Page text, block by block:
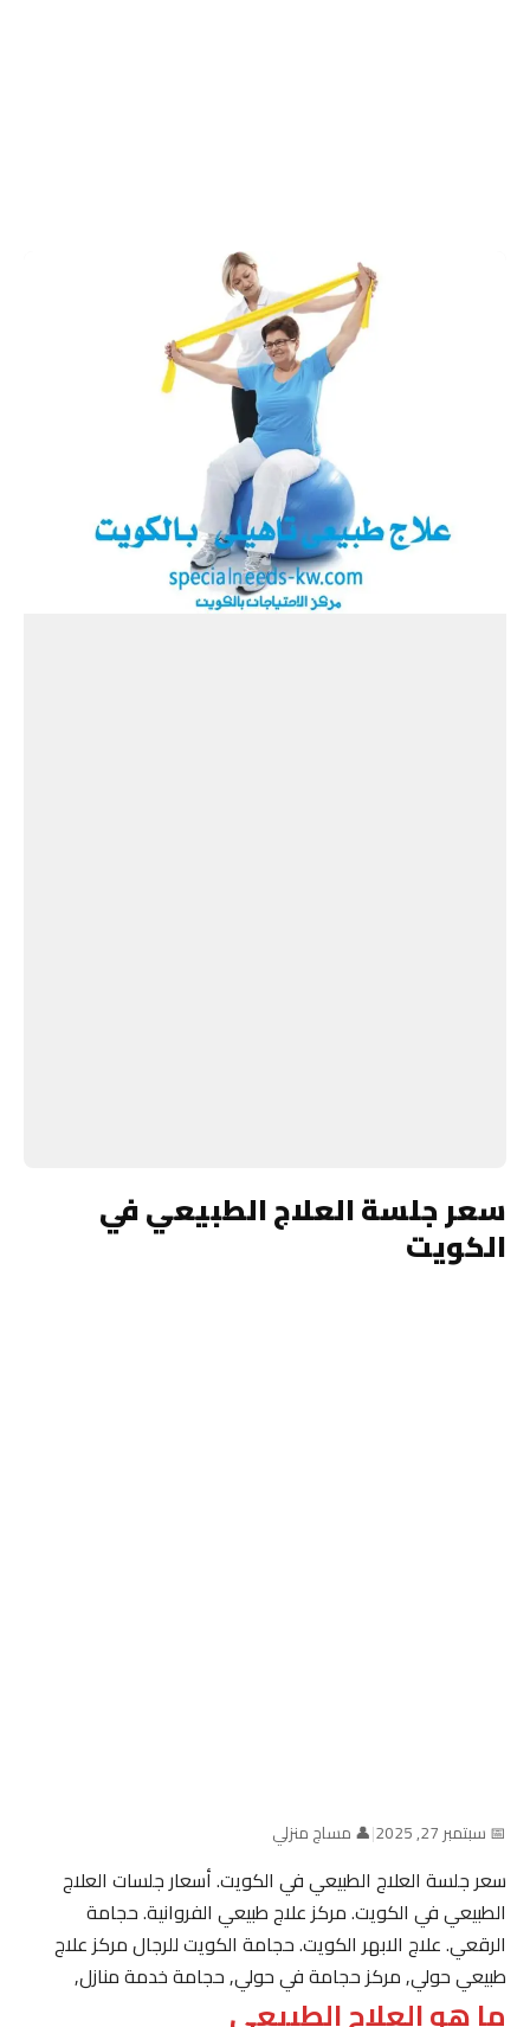
سعر جلسة العلاج الطبيعي في
الكويت
📅 سبتمبر 27, 2025 |👤 مساج منزلي
سعر جلسة العلاج الطبيعي في الكويت. أسعار جلسات العلاج
الطبيعي في الكويت. مركز علاج طبيعي الفروانية. حجامة
الرقعي. علاج الابهر الكويت. حجامة الكويت للرجال مركز علاج
طبيعي حولي, مركز حجامة في حولي, حجامة خدمة منازل,
ما هو العلاج الطبيعي